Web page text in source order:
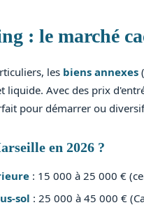
: le marché
les biens annexes
liquide. Avec des prix
pour démarrer ou
en 2026 ?
: 15 000 à 25 000 €
sol : 25 000 à 45 000 €